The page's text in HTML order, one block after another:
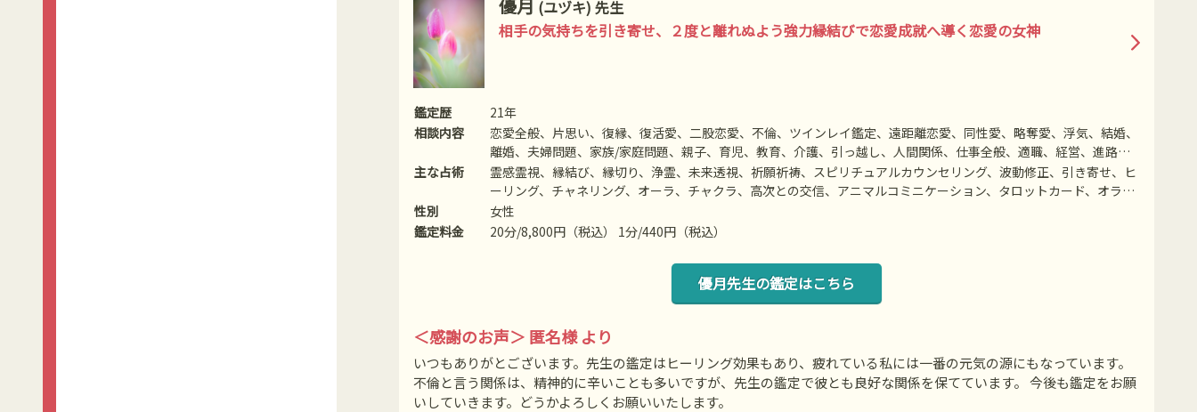
優月 (ユヅキ) 先生
相手の気持ちを引き寄せ、２度と離れぬよう強力縁結びで恋愛成就へ導く恋愛の女神
鑑定歴
21年
相談内容
恋愛全般、片思い、復縁、復活愛、二股恋愛、不倫、ツインレイ鑑定、遠距離恋愛、同性愛、略奪愛、浮気、結婚、
離婚、夫婦問題、家族/家庭問題、親子、育児、教育、介護、引っ越し、人間関係、仕事全般、適職、経営、進路、
相性、ママ友、相手の気持ち、人生相談、開運、運勢、健康、金銭、動物、故人、心霊相談、など
主な占術
霊感霊視、縁結び、縁切り、浄霊、未来透視、祈願祈祷、スピリチュアルカウンセリング、波動修正、引き寄せ、ヒ
ーリング、チャネリング、オーラ、チャクラ、高次との交信、アニマルコミニケーション、タロットカード、オラク
ルカード、など
性別
女性
鑑定料金
20分/8,800円（税込） 1分/440円（税込）
優月先生の鑑定はこちら
＜感謝のお声＞ 匿名様 より
いつもありがとございます。先生の鑑定はヒーリング効果もあり、疲れている私には一番の元気の源にもなっています。
不倫と言う関係は、精神的に辛いことも多いですが、先生の鑑定で彼とも良好な関係を保てています。 今後も鑑定をお願
いしていきます。どうかよろしくお願いいたします。